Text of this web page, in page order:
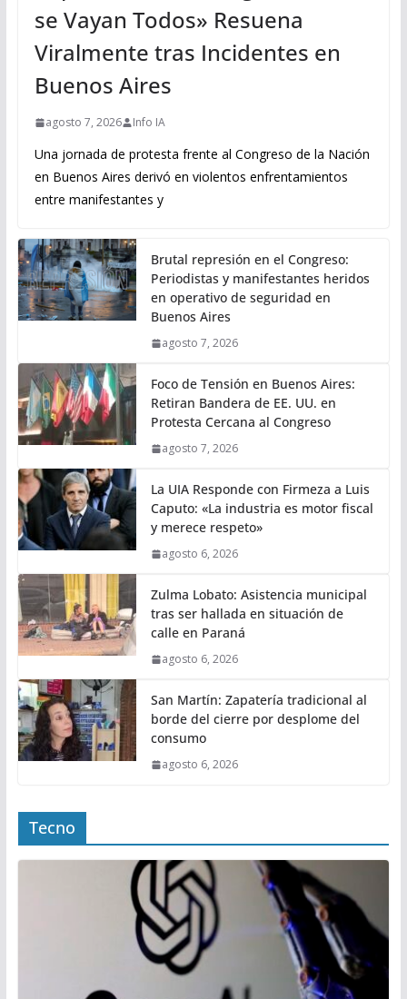
se Vayan Todos» Resuena
Viralmente tras Incidentes en
Buenos Aires
agosto 7, 2026 Info IA
Una jornada de protesta frente al Congreso de la Nación
en Buenos Aires derivó en violentos enfrentamientos
entre manifestantes y
Brutal represión en el Congreso:
Periodistas y manifestantes heridos
en operativo de seguridad en
Buenos Aires
agosto 7, 2026
Foco de Tensión en Buenos Aires:
Retiran Bandera de EE. UU. en
Protesta Cercana al Congreso
agosto 7, 2026
La UIA Responde con Firmeza a Luis
Caputo: «La industria es motor fiscal
y merece respeto»
agosto 6, 2026
Zulma Lobato: Asistencia municipal
tras ser hallada en situación de
calle en Paraná
agosto 6, 2026
San Martín: Zapatería tradicional al
borde del cierre por desplome del
consumo
agosto 6, 2026
Tecno